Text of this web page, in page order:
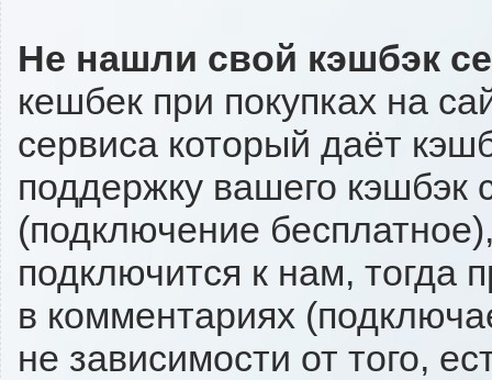
Не нашли свой кэшбэк
кешбек при покупках на
сервиса который даёт
поддержку вашего кэшбэк
(подключение
подключится к нам, тогда
в комментариях
не зависимости от того,